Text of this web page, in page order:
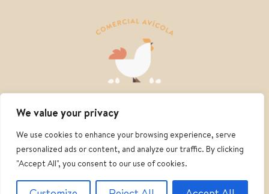
We value your privacy
We use cookies to enhance your browsing experience, serve
personalized ads or content, and analyze our traffic. By clicking
"Accept All", you consent to our use of cookies.
Copyright 2026 – Diseñado por Voy Comunicación